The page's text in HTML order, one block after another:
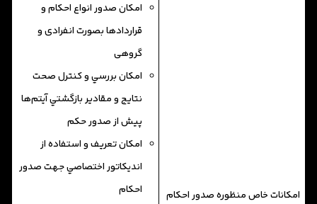
امکانات خاص منظوره صدور احکام
امكان صدور انواع احكام و
قراردادها بصورت انفرادی و
گروهی
امكان بررسي و کنترل صحت
نتايج و مقادير بازگشتي آیتم‌ها
پيش از صدور حكم
امكان تعريف و استفاده از
انديكاتور اختصاصي جهت صدور
احكام